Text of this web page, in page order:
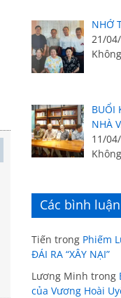
NHỚ
21/
BUỔI
NHÀ
11/
Các bình
Tiến trong Phiếm
ĐÁI RA “XÂY NẠI”
Lương Minh trong
của Vương Hoài